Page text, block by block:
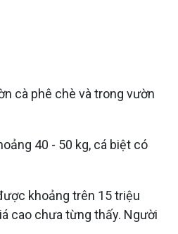
cà phê chè và trong vườn
40 - 50 kg, cá biệt có
khoảng trên 15 triệu
cao chưa từng thấy. Người